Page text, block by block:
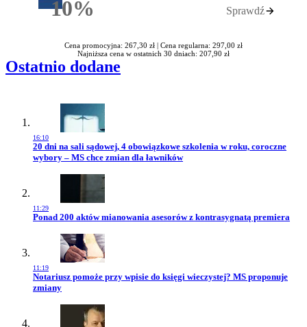
10%Rabatu Sprawdź
Cena promocyjna: 267,30 zł | Cena regularna: 297,00 zł
Najniższa cena w ostatnich 30 dniach: 207,90 zł
Ostatnio dodane
16:10
Przejdź do artykułu:
20 dni na sali sądowej, 4 obowiązkowe szkolenia w roku, coroczne
wybory – MS chce zmian dla ławników
11:29
Przejdź do artykułu:
Ponad 200 aktów mianowania asesorów z kontrasygnatą premiera
11:19
Przejdź do artykułu:
Notariusz pomoże przy wpisie do księgi wieczystej? MS proponuje
zmiany